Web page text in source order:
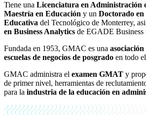
Tiene una Licenciatura en Administración
Maestría en Educación y un Doctorado
Educativa del Tecnológico de Monterrey,
en Business Analytics de EGADE Business
Fundada en 1953, GMAC es una
escuelas de negocios de posgrado en todo
GMAC administra el examen GMAT y
de primer nivel, herramientas de
para la industria de la educación en